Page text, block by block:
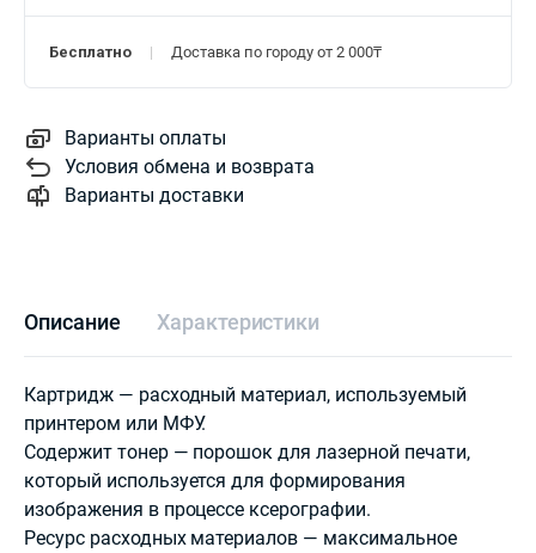
Бесплатно Доставка по городу от 2 000₸
Варианты оплаты
Условия обмена и возврата
Варианты доставки
Описание Характеристики
Картридж — расходный материал, используемый
принтером или МФУ.
Содержит тонер — порошок для лазерной печати,
который используется для формирования
изображения в процессе ксерографии.
Ресурс расходных материалов — максимальное